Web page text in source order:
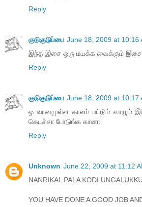
Reply
குடுகுடுப்பை June 18, 2009 at 10:16
இந்த இசை ஒரு மயக்க வைக்கும்
Reply
குடுகுடுப்பை June 18, 2009 at 10:17
ஓ வானமுள்ள காலம் மட்டும் வாழும்
கெடச்சா போடுங்க கானா
Reply
Unknown June 22, 2009 at 11:12
NANRIKAL PALA KODI
YOU HAVE DONE A GOOD JOB